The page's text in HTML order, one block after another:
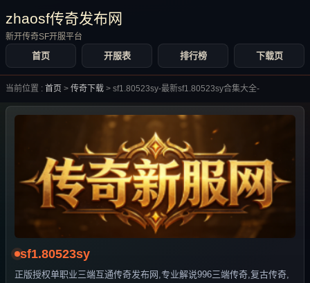
zhaosf传奇发布网
新开传奇SF开服平台
首页 开服表 排行榜 下载页
当前位置 : 首页 > 传奇下载 > sf1.80523sy-最新sf1.80523sy合集大全-
sf1.80523sy
正版授权单职业三端互通传奇发布网,专业解说996三端传奇,复古传奇,